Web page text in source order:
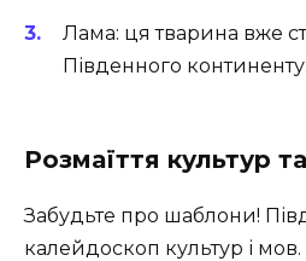
Лама: ця тварина вже
Південного континенту.
Розмаїття культур
Забудьте про шаблони!
калейдоскоп культур і